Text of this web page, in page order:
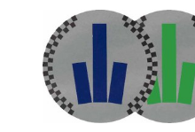
Progetti
regionali
Normativa